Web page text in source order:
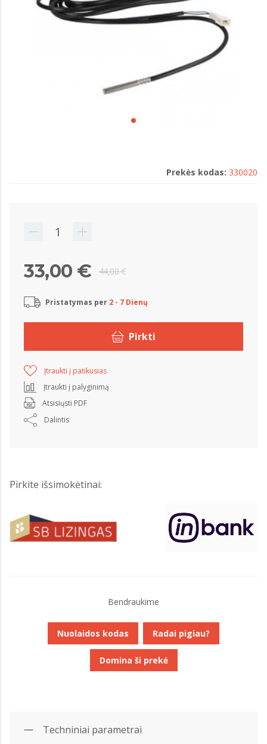
Prekės kodas: 330020
44,00 €
33,00 €
Pristatymas per 2 - 7 Dienų
Pirkti
Įtraukti į patikusias
Įtraukti į palyginimą
Atsisiųsti PDF
Dalintis
Pirkite išsimokėtinai:
Bendraukime
Nuolaidos kodas Radai pigiau?
Domina ši prekė
Techniniai parametrai